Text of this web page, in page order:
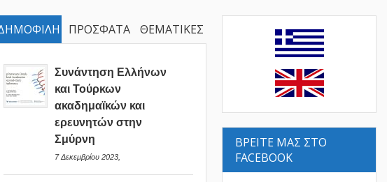
ΒΡΕΙΤΕ ΜΑΣ ΣΤΟ
FACEBOOK
ΠΡΟΣΦΑΤΑ ΘΕΜΑΤΙΚΕΣ
Συνάντηση Ελλήνων
και Τούρκων
ακαδημαϊκών και
ερευνητών στην
Σμύρνη
7 Δεκεμβρίου 2023,